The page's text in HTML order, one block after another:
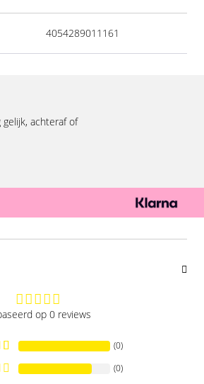
4054289011161
achteraf of
op 0 reviews
(0)
(0)